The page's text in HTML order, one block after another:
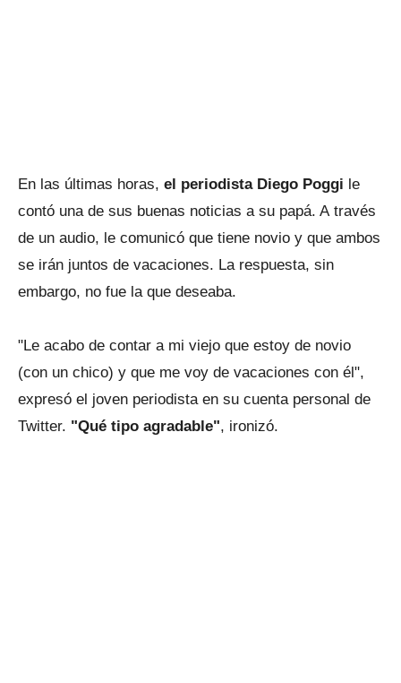
En las últimas horas, el periodista Diego Poggi le
contó una de sus buenas noticias a su papá. A través
de un audio, le comunicó que tiene novio y que ambos
se irán juntos de vacaciones. La respuesta, sin
embargo, no fue la que deseaba.
"Le acabo de contar a mi viejo que estoy de novio
(con un chico) y que me voy de vacaciones con él",
expresó el joven periodista en su cuenta personal de
Twitter. "Qué tipo agradable", ironizó.